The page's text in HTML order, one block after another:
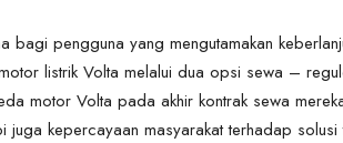
bagi pengguna yang mengutamakan
listrik Volta melalui dua opsi sewa –
motor Volta pada akhir kontrak sewa
kepercayaan masyarakat terhadap